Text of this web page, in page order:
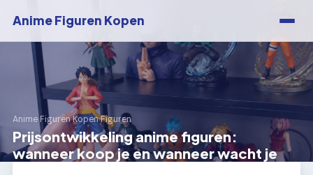
Anime Figuren Kopen
Anime Figuren Kopen›Figuren
Prijsontwikkeling anime figuren:
wanneer koop je en wanneer wacht je